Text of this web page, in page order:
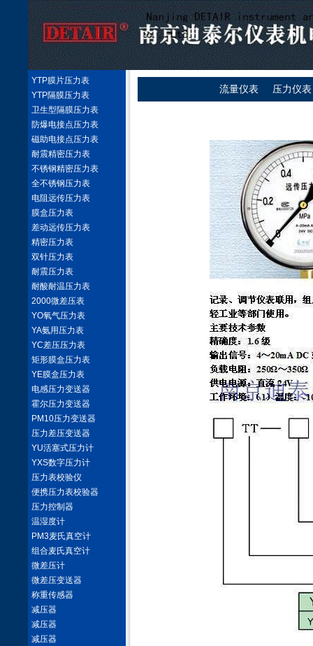
YTP膜片压力表
YTP隔膜压力表
卫生型隔膜压力表
防爆电接点压力表
磁助电接点压力表
耐震精密压力表
不锈钢精密压力表
全不锈钢压力表
电阻远传压力表
膜盒压力表
差动远传压力表
精密压力表
双针压力表
耐震压力表
耐酸耐温压力表
2000微差压表
YO氧气压力表
YA氨用压力表
YC差压压力表
矩形膜盒压力表
YE膜盒压力表
电感压力变送器
霍尔压力变送器
PM10压力变送器
压力差压变送器
YU活塞式压力计
YXS数字压力计
压力表校验仪
便携压力表校验器
压力控制器
温湿度计
PM3麦氏真空计
组合麦氏真空计
微差压计
微差压变送器
称重传感器
减压器
减压器
减压器
流量仪表 压力仪表